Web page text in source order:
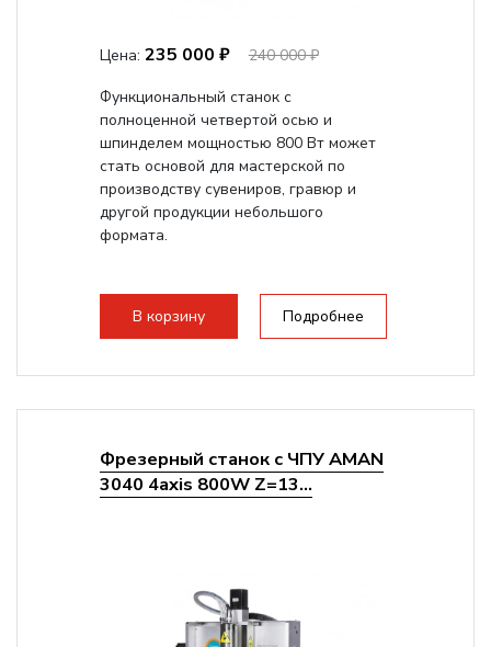
Цена: 235 000 ₽
240 000 ₽
Функциональный станок с
полноценной четвертой осью и
шпинделем мощностью 800 Вт может
стать основой для мастерской по
производству сувениров, гравюр и
другой продукции небольшого
формата.
В корзину Подробнее
Фрезерный станок с ЧПУ AMAN
3040 4axis 800W Z=13...